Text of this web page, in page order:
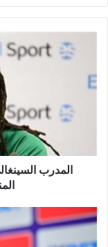
المدرب